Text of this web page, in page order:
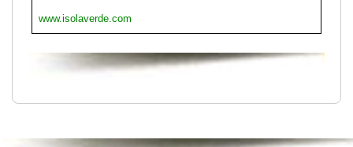
www.isolaverde.com